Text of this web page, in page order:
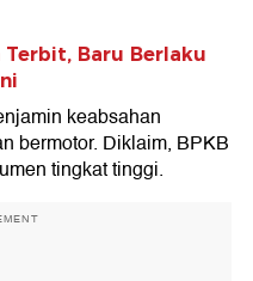
Terbit, Baru Berlaku
keabsahan
bermotor. Diklaim, BPKB
tingkat tinggi.